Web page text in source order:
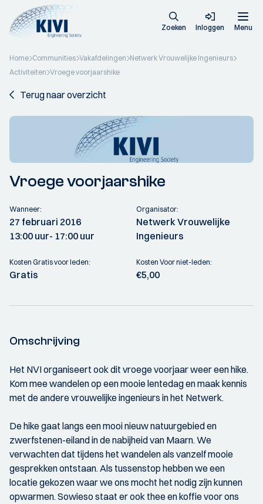
Zoeken Inloggen Menu
Home Communities Vakafdelingen Netwerk Vrouwelijke Ingenieurs
Activiteiten Vroege voorjaarshike
Terug naar overzicht
Vroege voorjaarshike
Wanneer:
27 februari 2016
13:00 uur- 17:00 uur
Organisator:
Netwerk Vrouwelijke
Ingenieurs
Kosten Gratis voor leden:
Gratis
Kosten Voor niet-leden:
€5,00
Omschrijving
Het NVI organiseert ook dit vroege voorjaar weer een hike.
Kom mee wandelen op een mooie lentedag en maak kennis
met de andere vrouwelijke ingenieurs in het Netwerk.
De hike gaat langs een mooi nieuw natuurgebied en
zwerfstenen-eiland in de nabijheid van Maarn. We
verwachten dat tijdens het wandelen als vanzelf mooie
gesprekken ontstaan. Als tussenstop hebben we een
locatie gekozen waar we ons mocht het nodig zijn kunnen
opwarmen. Sowieso staat er ook thee en koffie voor ons